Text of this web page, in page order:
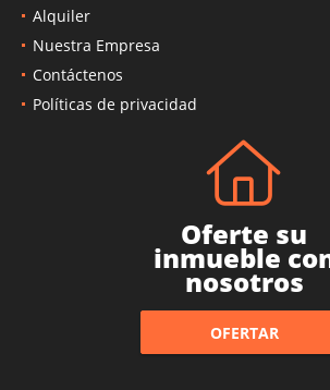
Ventas
Alquiler
Nuestra Empresa
Contáctenos
Oferte su
inmueble con
nosotros
OFERTAR